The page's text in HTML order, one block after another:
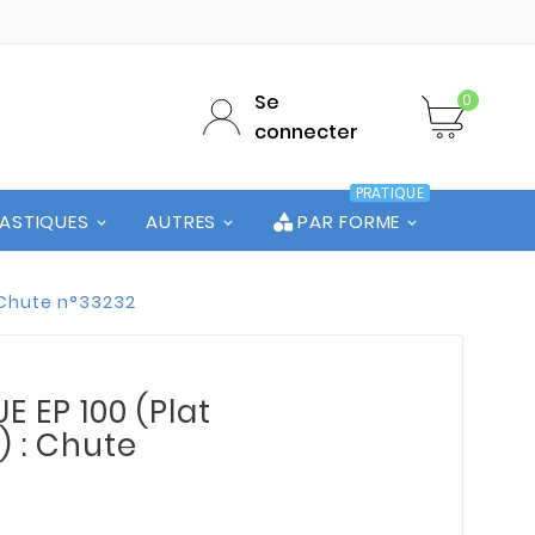
Se
connecter
0
AUTRES PAR FORME
PRATIQUE
Chute n°33232
EP 100 (Plat
: Chute